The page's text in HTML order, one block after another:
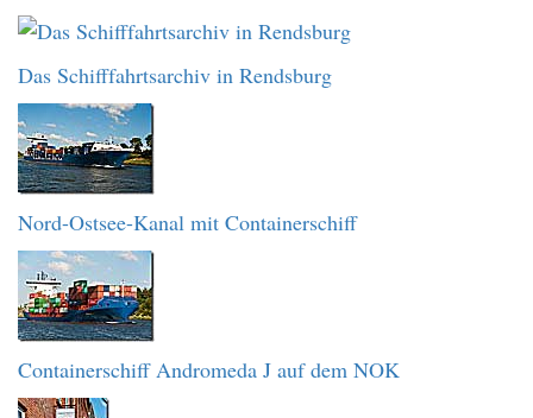
Das Schifffahrtsarchiv in Rendsburg
Nord-Ostsee-Kanal mit Containerschiff
Containerschiff Andromeda J auf dem NOK